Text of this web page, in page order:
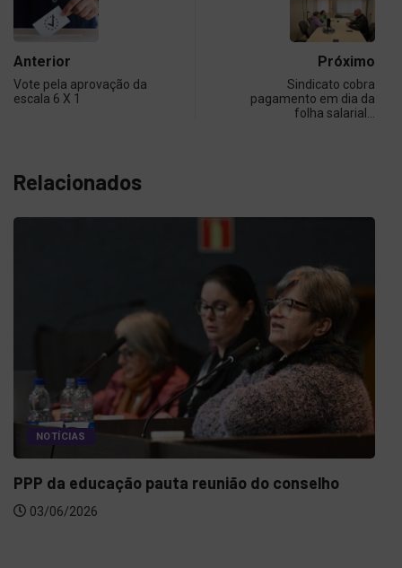
Anterior
Vote pela aprovação da
escala 6 X 1
Próximo
Sindicato cobra
pagamento em dia da
folha salarial…
Relacionados
NOTÍCIAS
PPP da educação pauta reunião do conselho
03/06/2026